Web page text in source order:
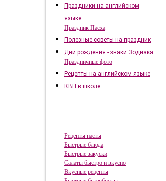
Праздники на английском
языке
Праздник Пасха
Полезные советы на праздник
Дни рождения - знаки Зодиака
Праздничные фото
Рецепты на английском языке
КВН в школе
Рецепты пасты
Быстрые блюда
Быстрые закуски
Салаты быстро и вкусно
Вкусные рецепты